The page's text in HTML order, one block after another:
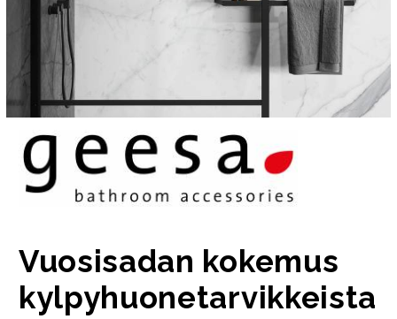
Vuosisadan kokemus
kylpyhuonetarvikkeista